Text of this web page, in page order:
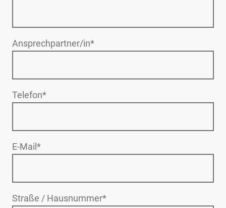
Ansprechpartner/in*
Telefon*
E-Mail*
Straße / Hausnummer*